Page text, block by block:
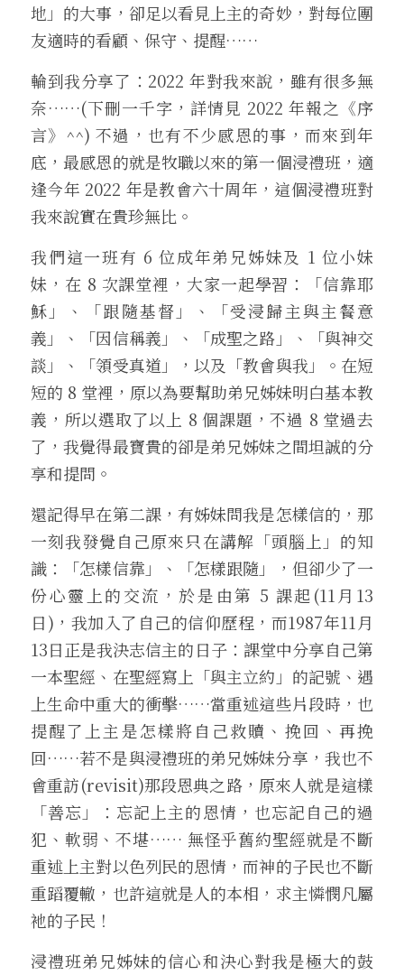
地」的大事，卻足以看見上主的奇妙，對每位團
友適時的看顧、保守、提醒……
輪到我分享了：2022 年對我來說，雖有很多無
奈……(下刪一千字，詳情見 2022 年報之《序
言》^^) 不過，也有不少感恩的事，而來到年
底，最感恩的就是牧職以來的第一個浸禮班，適
逢今年 2022 年是教會六十周年，這個浸禮班對
我來說實在貴珍無比。
我們這一班有 6 位成年弟兄姊妹及 1 位小妹
妹，在 8 次課堂裡，大家一起學習：「信靠耶
穌」、「跟隨基督」、「受浸歸主與主餐意
義」、「因信稱義」、「成聖之路」、「與神交
談」、「領受真道」，以及「教會與我」。在短
短的 8 堂裡，原以為要幫助弟兄姊妹明白基本教
義，所以選取了以上 8 個課題，不過 8 堂過去
了，我覺得最寶貴的卻是弟兄姊妹之間坦誠的分
享和提問。
還記得早在第二課，有姊妹問我是怎樣信的，那
一刻我發覺自己原來只在講解「頭腦上」的知
識：「怎樣信靠」、「怎樣跟隨」，但卻少了一
份心靈上的交流，於是由第 5 課起(11月13
日)，我加入了自己的信仰歷程，而1987年11月
13日正是我決志信主的日子：課堂中分享自己第
一本聖經、在聖經寫上「與主立約」的記號、遇
上生命中重大的衝擊……當重述這些片段時，也
提醒了上主是怎樣將自己救贖、挽回、再挽
回……若不是與浸禮班的弟兄姊妹分享，我也不
會重訪(revisit)那段恩典之路，原來人就是這樣
「善忘」：忘記上主的恩情，也忘記自己的過
犯、軟弱、不堪…… 無怪乎舊約聖經就是不斷
重述上主對以色列民的恩情，而神的子民也不斷
重蹈覆轍，也許這就是人的本相，求主憐憫凡屬
衪的子民！
浸禮班弟兄姊妹的信心和決心對我是極大的鼓